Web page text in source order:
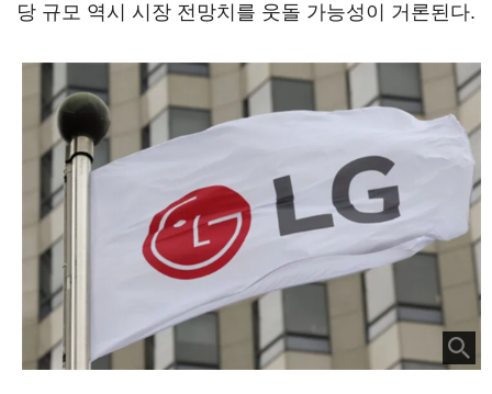
당 규모 역시 시장 전망치를 웃돌 가능성이 거론된다.